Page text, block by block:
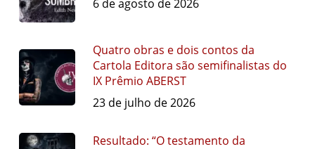
6 de agosto de 2026
Quatro obras e dois contos da
Cartola Editora são semifinalistas do
IX Prêmio ABERST
23 de julho de 2026
Resultado: “O testamento da